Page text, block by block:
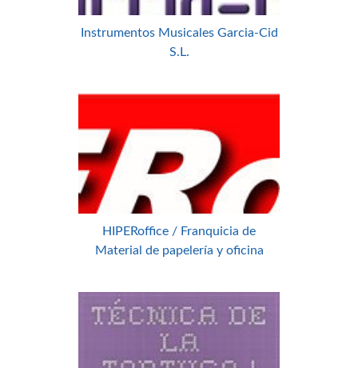
Instrumentos Musicales Garcia-Cid
S.L.
HIPERoffice / Franquicia de
Material de papelería y oficina